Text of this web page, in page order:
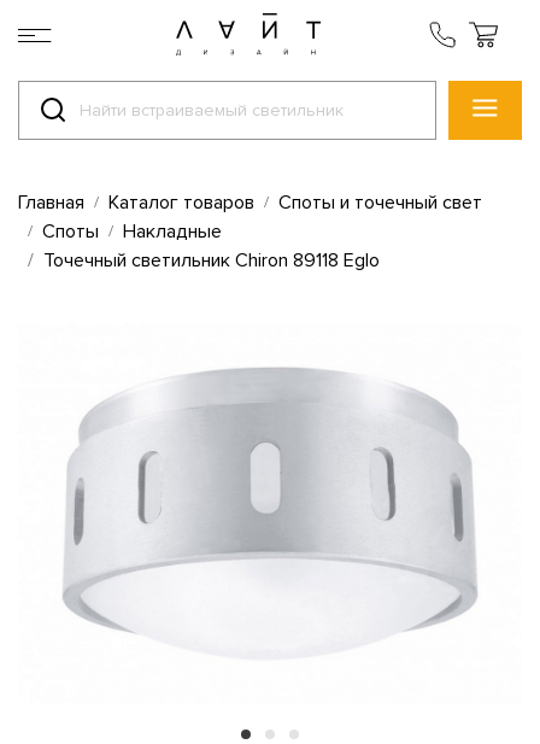
Главная Каталог товаров
Споты и точечный свет
Споты
Накладные
Точечный светильник Chiron 89118 Eglo